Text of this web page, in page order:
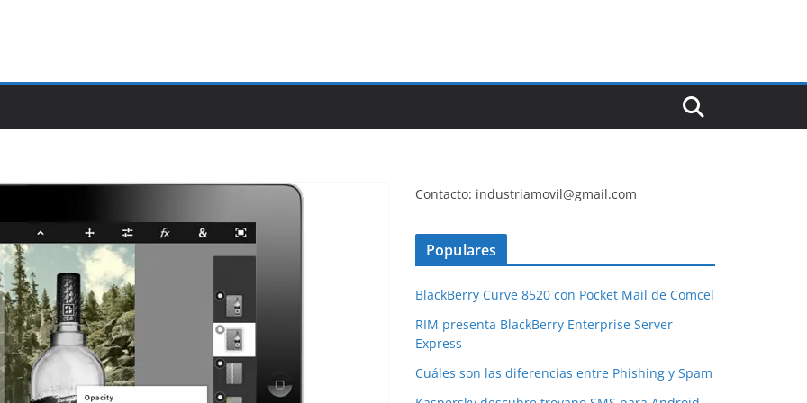
Contacto: industriamovil@gmail.com
Populares
BlackBerry Curve 8520 con Pocket Mail de Comcel
RIM presenta BlackBerry Enterprise Server
Express
Cuáles son las diferencias entre Phishing y Spam